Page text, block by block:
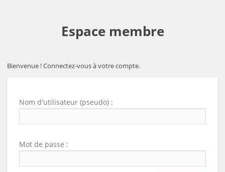
Espace membre
Bienvenue ! Connectez-vous à votre compte.
Nom d'utilisateur (pseudo) :
Mot de passe :